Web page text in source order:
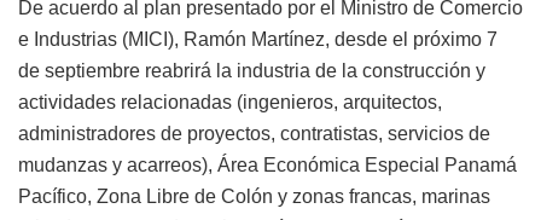
De acuerdo al plan presentado por el Ministro de Comercio
e Industrias (MICI), Ramón Martínez, desde el próximo 7
de septiembre reabrirá la industria de la construcción y
actividades relacionadas (ingenieros, arquitectos,
administradores de proyectos, contratistas, servicios de
mudanzas y acarreos), Área Económica Especial Panamá
Pacífico, Zona Libre de Colón y zonas francas, marinas